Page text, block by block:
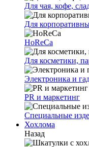
Для чая, кофе,
Для
HoReCa
Для косметики,
Электроника и
PR и маркетинг
Специальные
Хохлома
Назад